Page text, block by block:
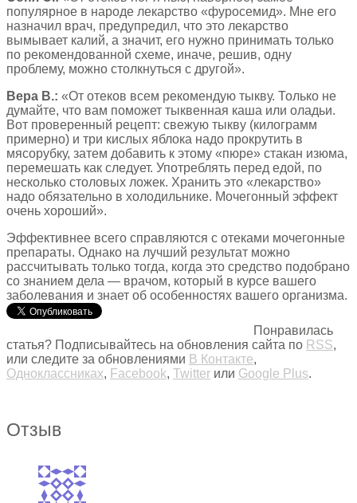
популярное в народе лекарство «фуросемид». Мне его
назначил врач, предупредил, что это лекарство
вымывает калий, а значит, его нужно принимать только
по рекомендованной схеме, иначе, решив, одну
проблему, можно столкнуться с другой».
Вера В.: «От отеков всем рекомендую тыкву. Только не
думайте, что вам поможет тыквенная каша или оладьи.
Вот проверенный рецепт: свежую тыкву (килограмм
примерно) и три кислых яблока надо прокрутить в
мясорубку, затем добавить к этому «пюре» стакан изюма,
перемешать как следует. Употреблять перед едой, по
несколько столовых ложек. Хранить это «лекарство»
надо обязательно в холодильнике. Мочегонный эффект
очень хороший».
Эффективнее всего справляются с отеками мочегонные
препараты. Однако на лучший результат можно
рассчитывать только тогда, когда это средство подобрано
со знанием дела — врачом, который в курсе вашего
заболевания и знает об особенностях вашего организма.
Понравилась
статья? Подписывайтесь на обновления сайта по RSS,
или следите за обновлениями В Контакте,
Одноклассниках, Facebook, Twitter или Google Plus.
Отзыв